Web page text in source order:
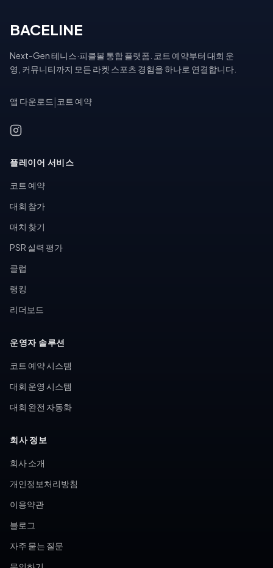
BACELINE
Next-Gen 테니스·피클볼 통합 플랫폼. 코트 예약부터 대회 운
영, 커뮤니티까지 모든 라켓 스포츠 경험을 하나로 연결합니다.
앱 다운로드 코트 예약
플레이어 서비스
코트 예약
대회 참가
매치 찾기
PSR 실력 평가
클럽
랭킹
리더보드
운영자 솔루션
코트 예약 시스템
대회 운영 시스템
대회 완전 자동화
회사 정보
회사 소개
개인정보처리방침
이용약관
블로그
자주 묻는 질문